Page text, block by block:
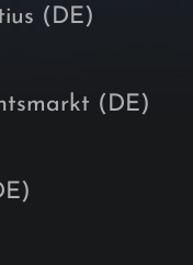
(DE)
(DE)